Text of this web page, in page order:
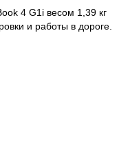
4 G1i весом 1,39 кг
и работы в дороге.